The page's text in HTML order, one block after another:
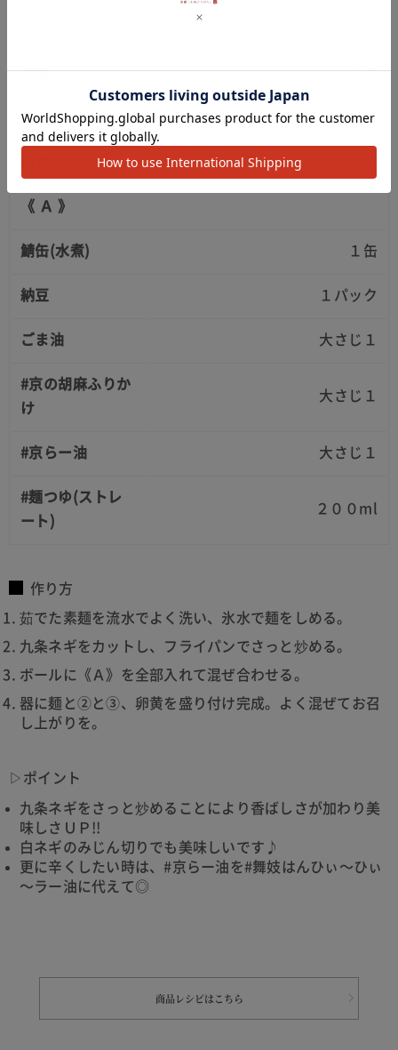
素麺 ２束
九条ネギ 適量
《 Ａ 》
鯖缶(水煮) １缶
納豆 １パック
ごま油 大さじ１
#京の胡麻ふりか
け
大さじ１
#京らー油 大さじ１
#麺つゆ(ストレ
ート)
２００ml
作り方
茹でた素麺を流水でよく洗い、氷水で麺をしめる。
九条ネギをカットし、フライパンでさっと炒める。
ボールに《Ａ》を全部入れて混ぜ合わせる。
器に麺と②と③、卵黄を盛り付け完成。よく混ぜてお召
し上がりを。
▷ポイント
九条ネギをさっと炒めることにより香ばしさが加わり美
味しさＵＰ!!
白ネギのみじん切りでも美味しいです♪
更に辛くしたい時は、#京らー油を#舞妓はんひぃ～ひぃ
～ラー油に代えて◎
商品レシピはこちら